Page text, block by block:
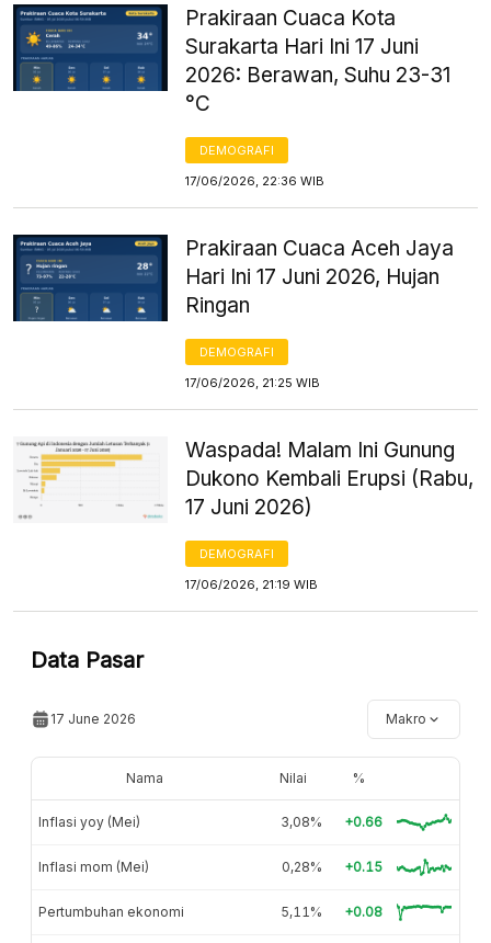
Prakiraan Cuaca Kota
Surakarta Hari Ini 17 Juni
2026: Berawan, Suhu 23-31
°C
DEMOGRAFI
17/06/2026, 22:36 WIB
Prakiraan Cuaca Aceh Jaya
Hari Ini 17 Juni 2026, Hujan
Ringan
DEMOGRAFI
17/06/2026, 21:25 WIB
Waspada! Malam Ini Gunung
Dukono Kembali Erupsi (Rabu,
17 Juni 2026)
DEMOGRAFI
17/06/2026, 21:19 WIB
Data Pasar
17 June 2026 Makro
Nama Nilai %
Inflasi yoy (Mei) 3,08% +0.66
Inflasi mom (Mei) 0,28% +0.15
Pertumbuhan ekonomi 5,11% +0.08